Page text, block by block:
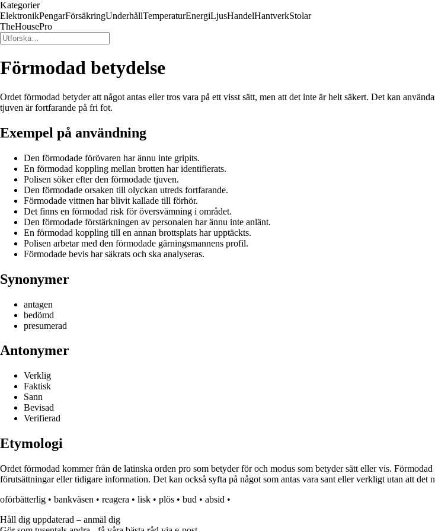
Kategorier
ElektronikPengarFörsäkringUnderhållTemperaturEnergiLjusHandelHantverkStolar
TheHousePro
Förmodad betydelse
Ordet förmodad betyder att något antas eller tros vara på ett visst sätt, men att det inte är helt säkert. Det kan
tjuven är fortfarande på fri fot.
Exempel på användning
Den förmodade förövaren har ännu inte gripits.
En förmodad koppling mellan brotten har identifierats.
Polisen söker efter den förmodade tjuven.
Den förmodade orsaken till olyckan utreds fortfarande.
Förmodade vittnen har blivit kallade till förhör.
Det finns en förmodad risk för översvämning i området.
Den förmodade förstärkningen av personalen har ännu inte anlänt.
En förmodad koppling till en annan brottsplats har upptäckts.
Polisen arbetar med den förmodade gärningsmannens profil.
Förmodade bevis har säkrats och ska analyseras.
Synonymer
antagen
bedömd
presumerad
Antonymer
Verklig
Faktisk
Sann
Bevisad
Verifierad
Etymologi
Ordet förmodad kommer från de latinska orden pro som betyder för och modus som betyder sätt eller vis.
förutsättningar eller tidigare information. Det kan också syfta på något som antas vara sant eller verkligt utan att det
oförbätterlig • bankväsen • reagera • lisk • plös • bud • absid •
Håll dig uppdaterad – anmäl dig